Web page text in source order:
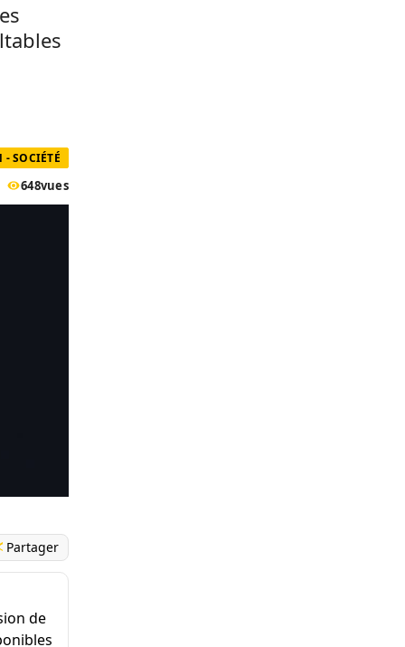
- SOCIÉTÉ
648vues
Partager
de